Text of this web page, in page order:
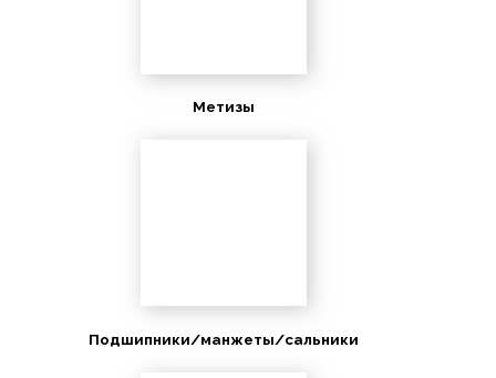
Метизы
Подшипники/манжеты/сальники